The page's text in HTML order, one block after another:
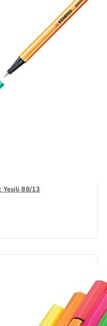
88/13